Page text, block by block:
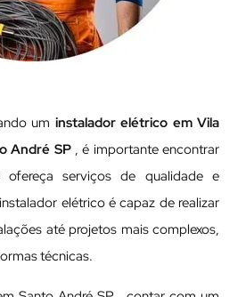
um instalador elétrico em Vila
André SP , é importante encontrar
ofereça serviços de qualidade e
elétrico é capaz de realizar
até projetos mais complexos,
técnicas.